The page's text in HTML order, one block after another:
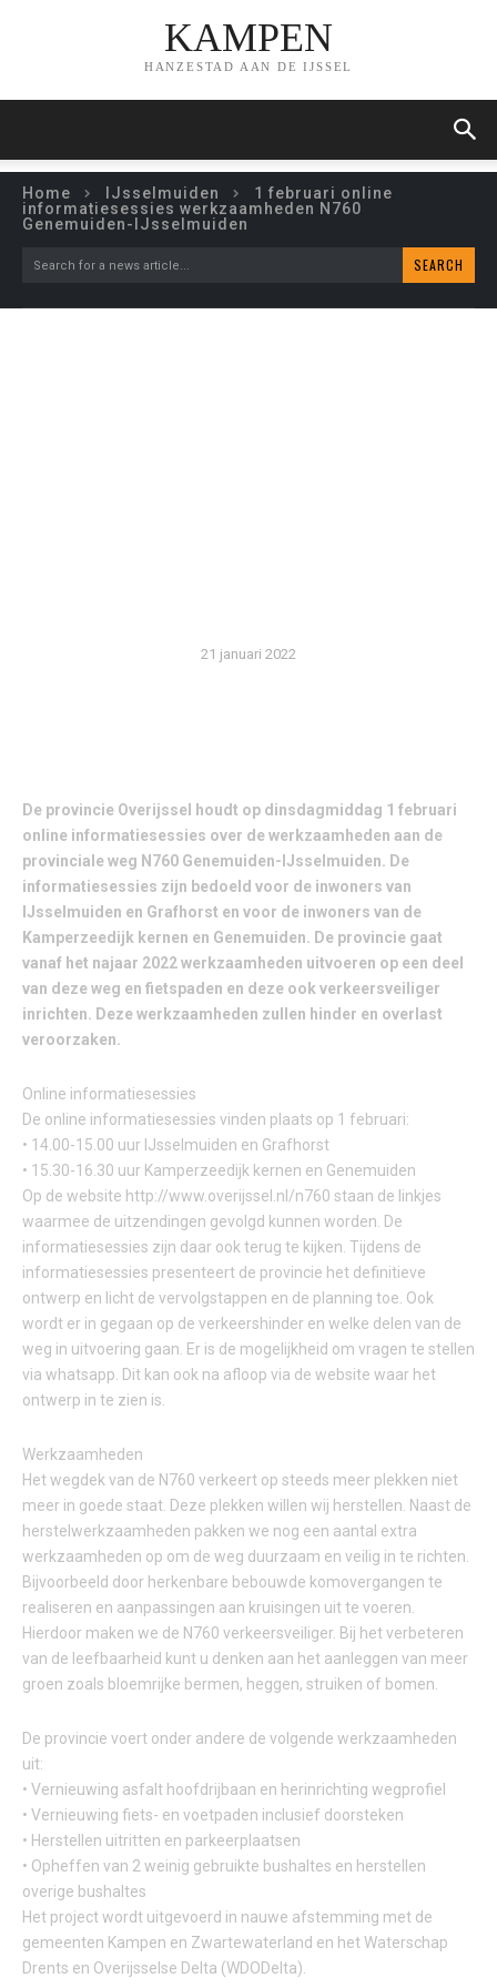
KAMPEN
HANZESTAD AAN DE IJSSEL
Home IJsselmuiden
1 februari online
informatiesessies werkzaamheden N760
Genemuiden-IJsselmuiden
Search for a news article... SEARCH
21 januari 2022
De provincie Overijssel houdt op dinsdagmiddag 1 februari
online informatiesessies over de werkzaamheden aan de
provinciale weg N760 Genemuiden-IJsselmuiden. De
informatiesessies zijn bedoeld voor de inwoners van
IJsselmuiden en Grafhorst en voor de inwoners van de
Kamperzeedijk kernen en Genemuiden. De provincie gaat
vanaf het najaar 2022 werkzaamheden uitvoeren op een deel
van deze weg en fietspaden en deze ook verkeersveiliger
inrichten. Deze werkzaamheden zullen hinder en overlast
veroorzaken.
Online informatiesessies
De online informatiesessies vinden plaats op 1 februari:
• 14.00-15.00 uur IJsselmuiden en Grafhorst
• 15.30-16.30 uur Kamperzeedijk kernen en Genemuiden
Op de website http://www.overijssel.nl/n760 staan de linkjes
waarmee de uitzendingen gevolgd kunnen worden. De
informatiesessies zijn daar ook terug te kijken. Tijdens de
informatiesessies presenteert de provincie het definitieve
ontwerp en licht de vervolgstappen en de planning toe. Ook
wordt er in gegaan op de verkeershinder en welke delen van de
weg in uitvoering gaan. Er is de mogelijkheid om vragen te stellen
via whatsapp. Dit kan ook na afloop via de website waar het
ontwerp in te zien is.
Werkzaamheden
Het wegdek van de N760 verkeert op steeds meer plekken niet
meer in goede staat. Deze plekken willen wij herstellen. Naast de
herstelwerkzaamheden pakken we nog een aantal extra
werkzaamheden op om de weg duurzaam en veilig in te richten.
Bijvoorbeeld door herkenbare bebouwde komovergangen te
realiseren en aanpassingen aan kruisingen uit te voeren.
Hierdoor maken we de N760 verkeersveiliger. Bij het verbeteren
van de leefbaarheid kunt u denken aan het aanleggen van meer
groen zoals bloemrijke bermen, heggen, struiken of bomen.
De provincie voert onder andere de volgende werkzaamheden
uit:
• Vernieuwing asfalt hoofdrijbaan en herinrichting wegprofiel
• Vernieuwing fiets- en voetpaden inclusief doorsteken
• Herstellen uitritten en parkeerplaatsen
• Opheffen van 2 weinig gebruikte bushaltes en herstellen
overige bushaltes
Het project wordt uitgevoerd in nauwe afstemming met de
gemeenten Kampen en Zwartewaterland en het Waterschap
Drents en Overijsselse Delta (WDODelta).